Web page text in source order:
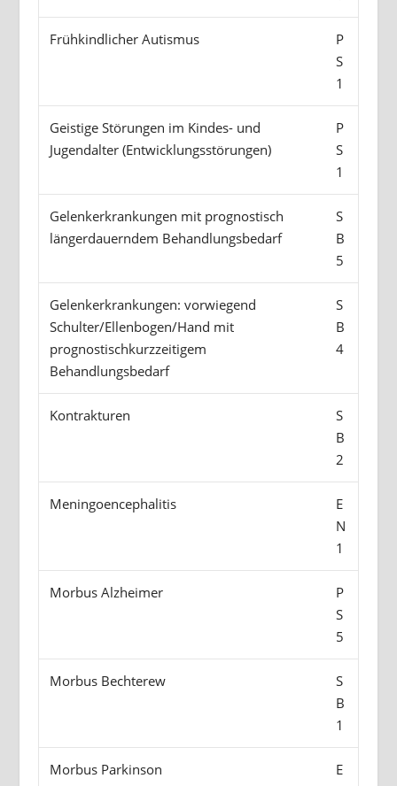
Frühkindlicher Autismus
P
S
1
Geistige Störungen im Kindes- und
Jugendalter (Entwicklungsstörungen)
P
S
1
Gelenkerkrankungen mit prognostisch
längerdauerndem Behandlungsbedarf
S
B
5
Gelenkerkrankungen: vorwiegend
Schulter/Ellenbogen/Hand mit
prognostischkurzzeitigem
Behandlungsbedarf
S
B
4
Kontrakturen
S
B
2
Meningoencephalitis
E
N
1
Morbus Alzheimer
P
S
5
Morbus Bechterew
S
B
1
Morbus Parkinson
E